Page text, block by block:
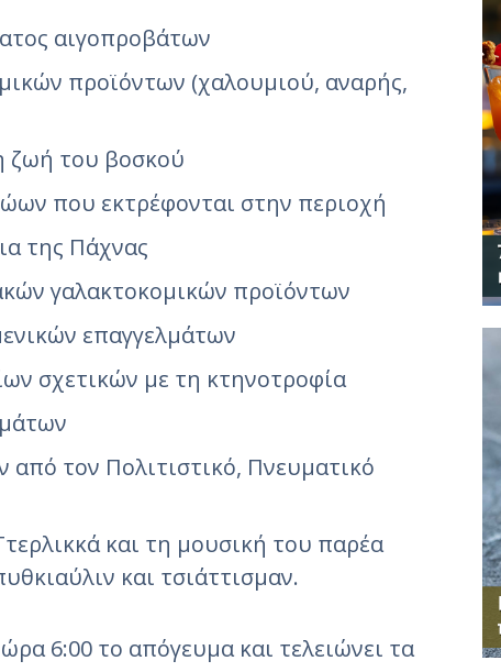
αιγοπροβάτων
προϊόντων (χαλουμιού, αναρής,
ζωή του βοσκού
που εκτρέφονται στην περιοχή
της Πάχνας
γαλακτοκομικών προϊόντων
επαγγελμάτων
σχετικών με τη κτηνοτροφία
τον Πολιτιστικό, Πνευματικό
και τη μουσική του παρέα
και τσιάττισμαν.
ώρα 6:00 το απόγευμα και τελειώνει τα